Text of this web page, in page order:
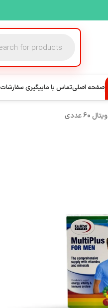
صفحه اصلیتماس با ماپیگیری سفارشات
عددی